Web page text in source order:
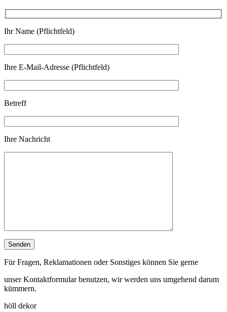
Ihr Name (Pflichtfeld)
Ihre E-Mail-Adresse (Pflichtfeld)
Betreff
Ihre Nachricht
Für Fragen, Reklamationen oder Sonstiges können Sie gerne
unser Kontaktformular benutzen, wir werden uns umgehend darum
kümmern.
höll dekor